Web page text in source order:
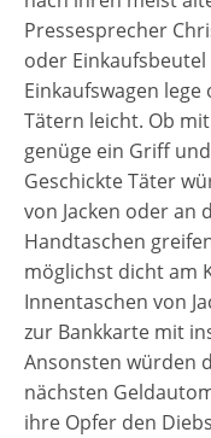
Pressesprecher
oder
Einkaufswagen
Tätern leicht. Ob
genüge ein Griff
Geschickte Täter
von Jacken oder an
Handtaschen
möglichst dicht am
Innentaschen von
zur Bankkarte mit
Ansonsten würden
nächsten
ihre Opfer den